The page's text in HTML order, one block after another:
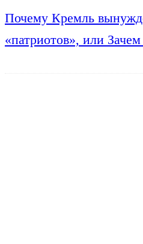
Почему Кремль
«патриотов», или